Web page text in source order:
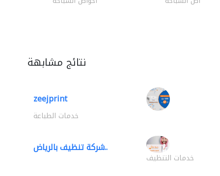
نتائج مشابهة
zeejprint
خدمات الطباعة
شركة تنظيف بالرياض..
خدمات التنظيف